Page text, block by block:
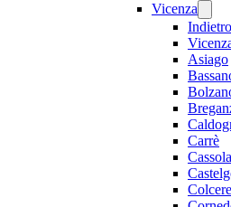
Vicenza
Indietro
Asiago
Carrè
Cassola